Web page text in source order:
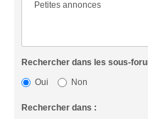
Rechercher dans les sous-
Oui
Non
Rechercher dans :